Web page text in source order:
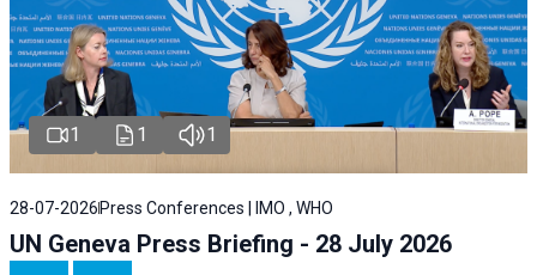
1 1 1
28-07-2026 Press Conferences | IMO , WHO
UN Geneva Press Briefing - 28 July 2026